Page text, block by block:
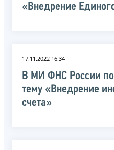
«Внедрение
17.11.2022 16:34
В МИ ФНС России
тему «Внедрение
счета»